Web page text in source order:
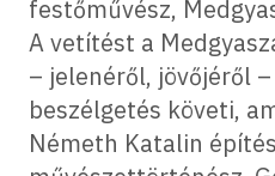
festőművész,
A vetítést a
– jelenéről, jövőjéről
beszélgetés követi,
Németh Katalin